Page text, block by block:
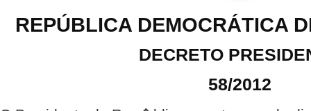
REPÚBLICA DEMOCRÁTICA
DECRETO
58/2012